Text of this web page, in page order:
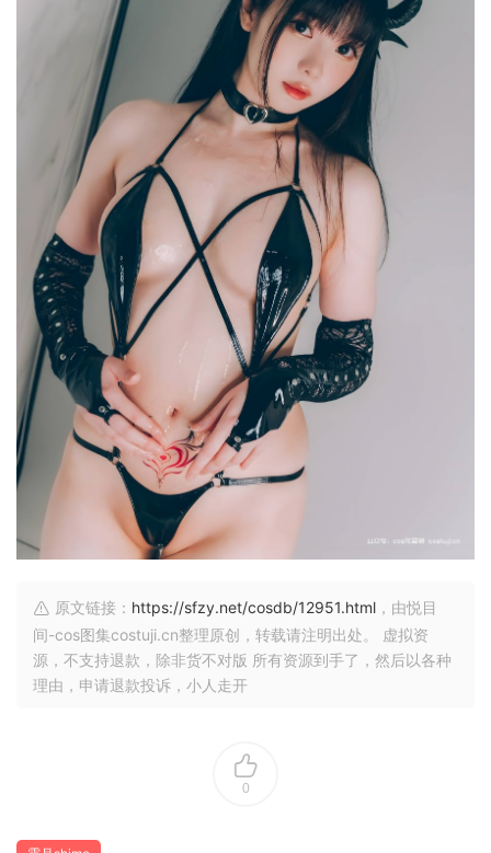
原文链接： https://sfzy.net/cosdb/12951.html ，由悦目
间-cos图集costuji.cn整理原创，转载请注明出处。 虚拟资
源，不支持退款，除非货不对版 所有资源到手了，然后以各种
理由，申请退款投诉，小人走开
0